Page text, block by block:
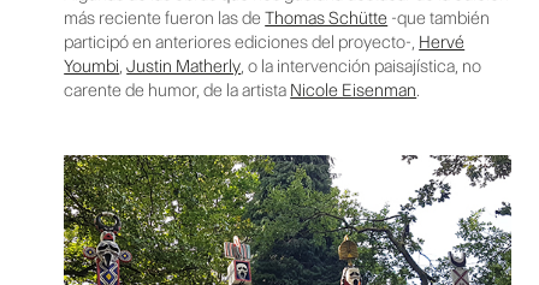
más reciente fueron las deThomas Schütte -que también
participó en anteriores ediciones del proyecto-, Hervé
Youmbi,Justin Matherly, o la intervención paisajística, no
carente de humor, de la artista Nicole Eisenman.